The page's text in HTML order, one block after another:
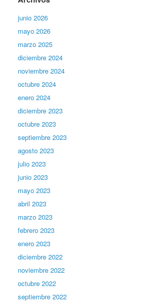
junio 2026
mayo 2026
marzo 2025
diciembre 2024
noviembre 2024
octubre 2024
enero 2024
diciembre 2023
octubre 2023
septiembre 2023
agosto 2023
julio 2023
junio 2023
mayo 2023
abril 2023
marzo 2023
febrero 2023
enero 2023
diciembre 2022
noviembre 2022
octubre 2022
septiembre 2022